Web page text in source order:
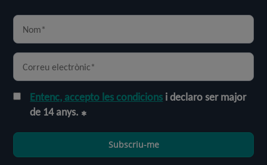
Entenc, accepto les condicions i declaro ser major
de 14 anys.
Subscriu-me